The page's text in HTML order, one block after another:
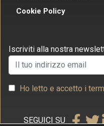
Cookie Policy
Iscriviti alla nostra
Ho letto e accetto i
SEGUICI SU